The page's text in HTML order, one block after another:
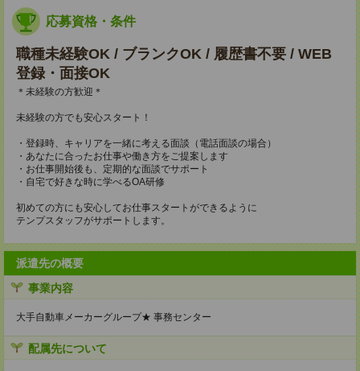
応募資格・条件
職種未経験OK / ブランクOK / 履歴書不要 / WEB
登録・面接OK
＊未経験の方歓迎＊
未経験の方でも安心スタート！
・登録時、キャリアを一緒に考える面談（電話面談の場合）
・あなたに合ったお仕事や働き方をご提案します
・お仕事開始後も、定期的な面談でサポート
・自宅で好きな時に学べるOA研修
初めての方にも安心してお仕事スタートができるように
テンプスタッフがサポートします。
派遣先の概要
事業内容
大手自動車メーカーグループ★ 事務センター
配属先について